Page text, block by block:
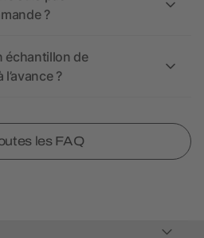
?
échantillon de
?
les FAQ